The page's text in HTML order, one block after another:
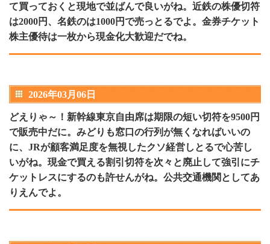
て買っておくと現地で並ばんで良いがね。近鉄の株優切符
は2000円、名鉄のは1000円で売っとるでよ。金券チケット
株主優待は一枚から現金化大歓迎だでね。
2026年03月06日
どえりゃ～！新幹線東京自由席は期限の短い切符を9500円
で販売中だに。みどりも窓口の行列が無くなればいいの
に、JRが顧客満足度を無視したクソ経営しとるで心苦し
いがね。現金で買える割引切符を次々と廃止して強引にチ
ケットレスにするのも許せんがね。公共交通機関としてあ
りえんでよ。